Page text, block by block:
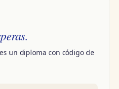
un diploma con código de